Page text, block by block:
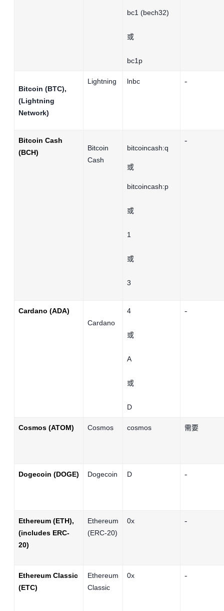
bc1 (bech32)
或
bc1p
Bitcoin (BTC),
(Lightning
Network)
Lightning lnbc -
Bitcoin Cash
(BCH)
Bitcoin
Cash
bitcoincash:q
或
bitcoincash:p
或
1
或
3
-
Cardano (ADA)
Cardano
4
或
A
或
D
-
Cosmos (ATOM) Cosmos cosmos 需要
Dogecoin (DOGE) Dogecoin D -
Ethereum (ETH),
(includes ERC-
20)
Ethereum
(ERC-20)
0x -
Ethereum Classic
(ETC)
Ethereum
Classic
0x -